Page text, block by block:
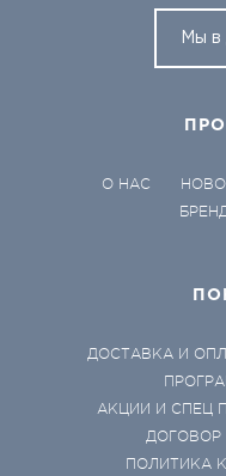
Мы в
О НАС
ДОСТАВКА И
АКЦИИ И СПЕЦ
ДОГОВОР
ПОЛИТИКА